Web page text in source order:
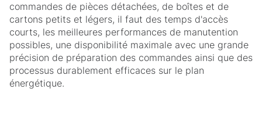
commandes de pièces détachées, de boîtes et de
cartons petits et légers, il faut des temps d'accès
courts, les meilleures performances de manutention
possibles, une disponibilité maximale avec une grande
précision de préparation des commandes ainsi que des
processus durablement efficaces sur le plan
énergétique.